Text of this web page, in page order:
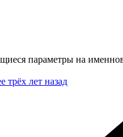
параметры на
трёх лет назад